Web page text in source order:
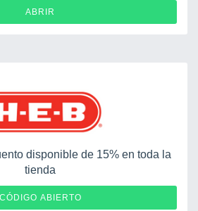
ABRIR
disponible de 15% en toda la
tienda
CÓDIGO ABIERTO